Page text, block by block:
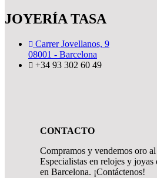
JOYERÍA TASA
Carrer Jovellanos, 9
08001 - Barcelona
+34 93 302 60 49
CONTACTO
Compramos y vendemos oro
Especialistas en relojes y joyas
en Barcelona. ¡Contáctenos!